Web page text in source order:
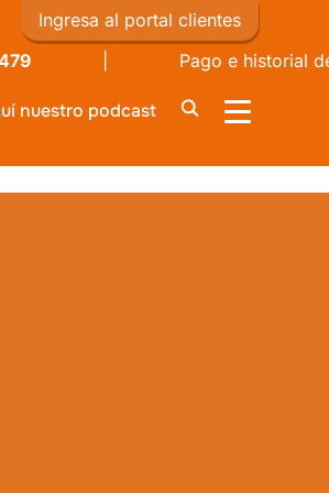
Ingresa al portal clientes
Pago e historial de
ALTERNAR
nuestro podcast